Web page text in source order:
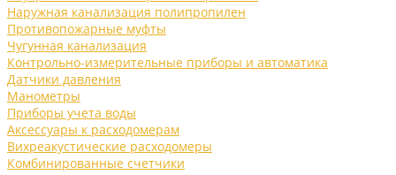
Наружная канализация полипропилен
Противопожарные муфты
Чугунная канализация
Контрольно-измерительные приборы и автоматика
Датчики давления
Манометры
Приборы учета воды
Аксессуары к расходомерам
Вихреакустические расходомеры
Комбинированные счетчики